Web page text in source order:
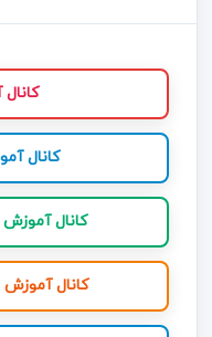
کانال
کانال
کانال آموزش